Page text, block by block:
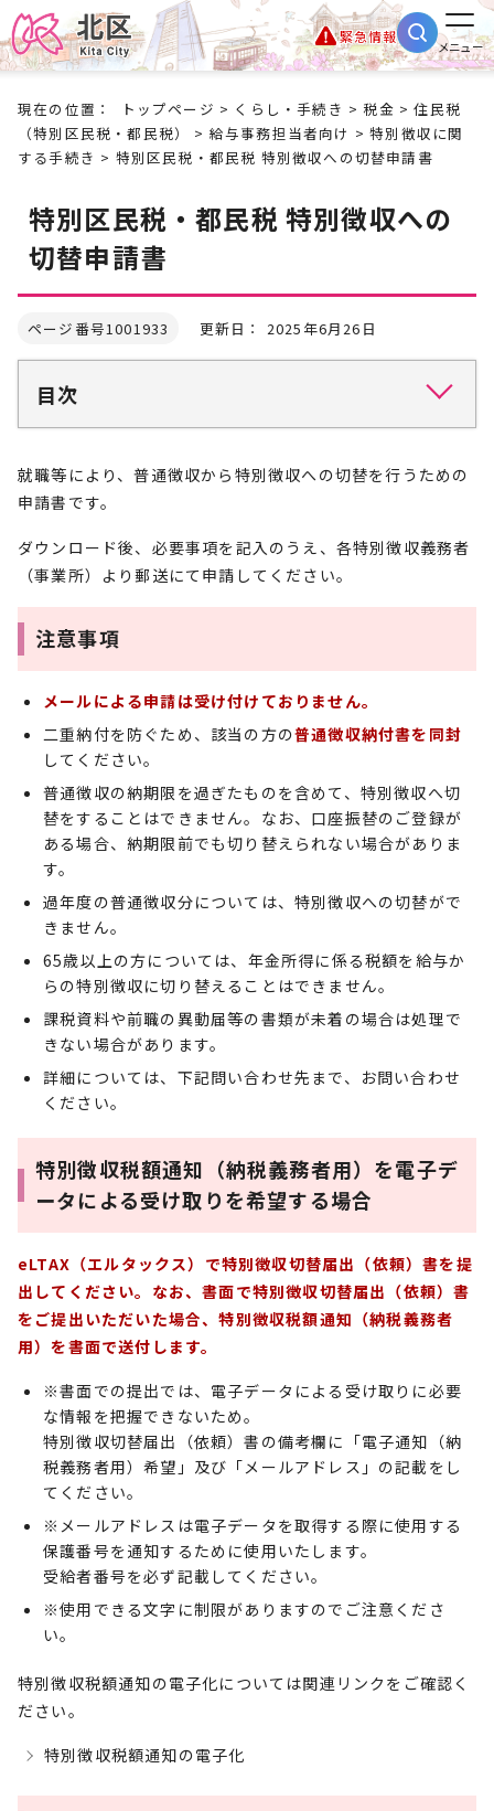
緊急情報
メニュー
現在の位置： トップページ > くらし・手続き >税金 >住民税
（特別区民税・都民税）
> 給与事務担当者向け >特別徴収に関
する手続き > 特別区民税・都民税 特別徴収への切替申請書
特別区民税・都民税 特別徴収への
切替申請書
ページ番号1001933 更新日： 2025年6月26日
目次
就職等により、普通徴収から特別徴収への切替を行うための
申請書です。
ダウンロード後、必要事項を記入のうえ、各特別徴収義務者
（事業所）より郵送にて申請してください。
注意事項
メールによる申請は受け付けておりません。
二重納付を防ぐため、該当の方の普通徴収納付書を同封
してください。
普通徴収の納期限を過ぎたものを含めて、特別徴収へ切
替をすることはできません。なお、口座振替のご登録が
ある場合、納期限前でも切り替えられない場合がありま
す。
過年度の普通徴収分については、特別徴収への切替がで
きません。
65歳以上の方については、年金所得に係る税額を給与か
らの特別徴収に切り替えることはできません。
課税資料や前職の異動届等の書類が未着の場合は処理で
きない場合があります。
詳細については、下記問い合わせ先まで、お問い合わせ
ください。
特別徴収税額通知（納税義務者用）を電子デ
ータによる受け取りを希望する場合
eLTAX（エルタックス）で特別徴収切替届出（依頼）書を提
出してください。なお、書面で特別徴収切替届出（依頼）書
をご提出いただいた場合、特別徴収税額通知（納税義務者
用）を書面で送付します。
※書面での提出では、電子データによる受け取りに必要
な情報を把握できないため。
特別徴収切替届出（依頼）書の備考欄に「電子通知（納
税義務者用）希望」及び「メールアドレス」の記載をし
てください。
※メールアドレスは電子データを取得する際に使用する
保護番号を通知するために使用いたします。
受給者番号を必ず記載してください。
※使用できる文字に制限がありますのでご注意くださ
い。
特別徴収税額通知の電子化については関連リンクをご確認く
ださい。
特別徴収税額通知の電子化